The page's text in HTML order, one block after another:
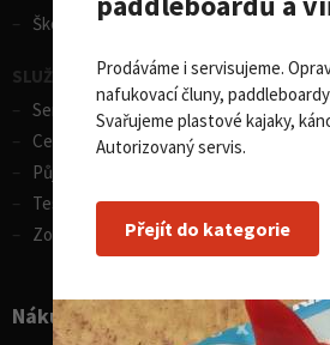
Škola eskymování
SLUŽBY - zimní sporty
Servis lyží
Celosezonní půjčovna lyží
Půjčovna lyží
Test centrum SPORTEN
Zobrazit vše
Nákupní rádce
Prodáváme i servisujeme.
nafukovací čluny,
Svařujeme plastové kajaky,
Autorizovaný servis.
Přejít do kategorie